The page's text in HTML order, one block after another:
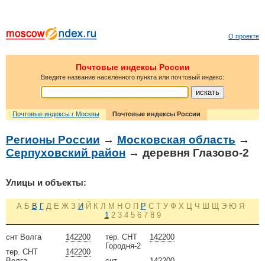
О проекте
Почтовые индексы России
Введите название населённого пункта или почтовый индекс:
Почтовые индексы г Москвы Почтовые индексы России
Регионы России → Московская область →
Серпуховский район → деревня Глазово-2
Улицы и объекты:
А Б В Г Д Е Ж З И Й К Л М Н О П Р С Т У Ф Х Ц Ч Ш Щ Э Ю Я
1 2 3 4 5 6 7 8 9
142200
снт Волга
142200
тер. СНТ
142200
тер. СНТ
Городня-2